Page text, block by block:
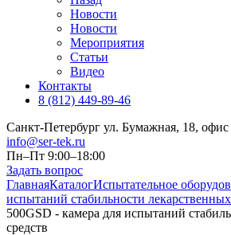
Новости
Новости
Мероприятия
Статьи
Видео
Контакты
8 (812) 449-89-46
Санкт-Петербург ул. Бумажная, 18,
info@ser-tek.ru
Пн–Пт 9:00–18:00
Задать вопрос
ГлавнаяКаталогИспытательное
испытаний стабильности лекарственных
500GSD - камера для испытаний
средств